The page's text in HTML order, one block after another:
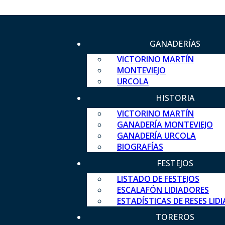
GANADERÍAS
VICTORINO MARTÍN
MONTEVIEJO
URCOLA
HISTORIA
VICTORINO MARTÍN
GANADERÍA MONTEVIEJO
GANADERÍA URCOLA
BIOGRAFÍAS
FESTEJOS
LISTADO DE FESTEJOS
ESCALAFÓN LIDIADORES
ESTADÍSTICAS DE RESES
TOREROS